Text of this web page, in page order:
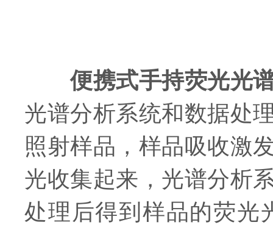
便携式手持荧光光
光谱分析系统和数据处
照射样品，样品吸收激
光收集起来，光谱分析
处理后得到样品的荧光